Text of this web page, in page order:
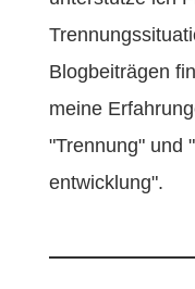
Blogbeiträgen
meine
"Trennung" und
entwicklung".